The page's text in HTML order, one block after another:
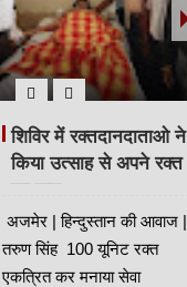
शिविर में रक्तदानदाताओ ने
किया उत्साह से अपने रक्त
का दान
अजमेर | हिन्दुस्तान की आवाज |
तरुण सिंह 100 यूनिट रक्त
एकत्रित कर मनाया सेवा